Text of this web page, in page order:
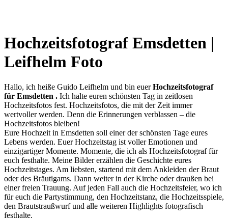
Hochzeitsfotograf Emsdetten |
Leifhelm Foto
Hallo, ich heiße Guido Leifhelm und bin euerHochzeitsfotograf
für Emsdetten . Ich halte euren schönsten Tag in zeitlosen
Hochzeitsfotos fest. Hochzeitsfotos, die mit der Zeit immer
wertvoller werden. Denn die Erinnerungen verblassen – die
Hochzeitsfotos bleiben!
Eure Hochzeit in Emsdetten soll einer der schönsten Tage eures
Lebens werden. Euer Hochzeitstag ist voller Emotionen und
einzigartiger Momente. Momente, die ich als Hochzeitsfotograf für
euch festhalte. Meine Bilder erzählen die Geschichte eures
Hochzeitstages. Am liebsten, startend mit dem Ankleiden der Braut
oder des Bräutigams. Dann weiter in der Kirche oder draußen bei
einer freien Trauung. Auf jeden Fall auch die Hochzeitsfeier, wo ich
für euch die Partystimmung, den Hochzeitstanz, die Hochzeitsspiele,
den Brautstraußwurf und alle weiteren Highlights fotografisch
festhalte.